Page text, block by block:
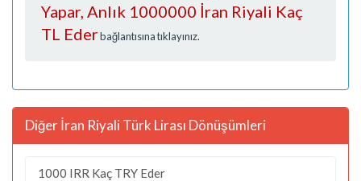
Yapar, Anlık 1000000 İran Riyali Kaç
TL Ederbağlantısına tıklayınız.
Diğer İran Riyali Türk Lirası Dönüşümleri
1000 IRR Kaç TRY Eder